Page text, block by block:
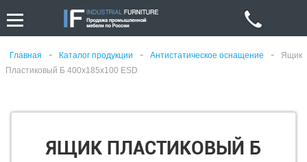
Главная - Каталог продукции - Антистатическое оснащение -
Ящик
Пластиковый Б 400х185х100 ESD
ЯЩИК ПЛАСТИКОВЫЙ Б